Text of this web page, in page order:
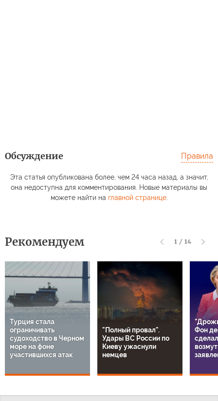
Обсуждение Правила
Эта статья опубликована более, чем 24 часа назад, а значит,
она недоступна для комментирования. Новые материалы вы
можете найти на главной странице.
Рекомендуем 1 / 14
Турция стала
ограничивать
судоходство в Черном
море на фоне
участившихся атак
"Полный провал".
Удары ВС России по
Киеву ужаснули
немцев
Фон